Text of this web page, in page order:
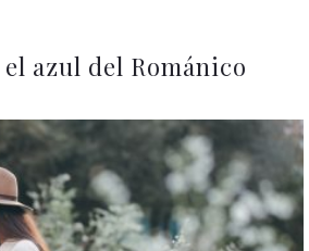
azul del Románico